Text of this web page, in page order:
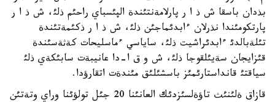
بذدان باسقا ش ذ ا ر پارلامةنتئندة الپئسباي راحئم ذلئ، ش ذ ا ر
پارتكومئندا نذرلان ءابدئماجئن ذلئ، ش ذ ا ر ذكئمةتئندة
تئلةبالدئ ءابدئراشيت ذلئ، ساياسي ءماسليحات كةثةسئندة
قئزايجان سةيئلقوجا ذلئ، ش و ق ا-دا عانيبةت سابئكةي ذلئ
سياقتئ قانداستارئمئز باسشئلئق مئندةت اتقارؤدا.
قازاق ةلئنئث تاؤةلسئزدئك العانئنا 20 جئل تولؤئنا وراي وتةتئن